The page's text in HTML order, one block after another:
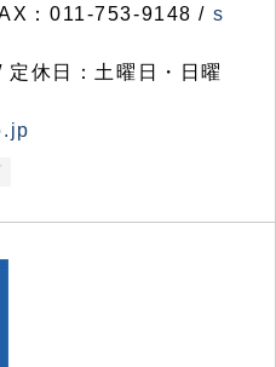
：011-753-9148 / s
休日：土曜日・日曜